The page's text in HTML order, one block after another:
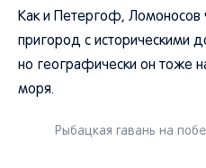
Как и Петергоф, Ломоносов
пригород с историческими
но географически он тоже
моря.
Рыбацкая гавань на